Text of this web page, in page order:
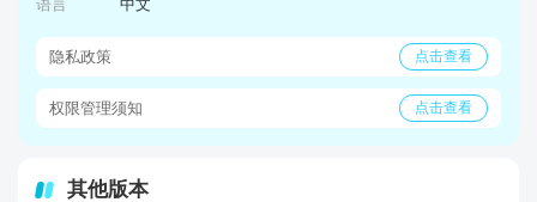
隐私政策 点击查看
权限管理须知 点击查看
其他版本